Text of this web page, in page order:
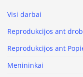
Visi darbai
Reprodukcijos ant
Reprodukcijos ant
Menininkai